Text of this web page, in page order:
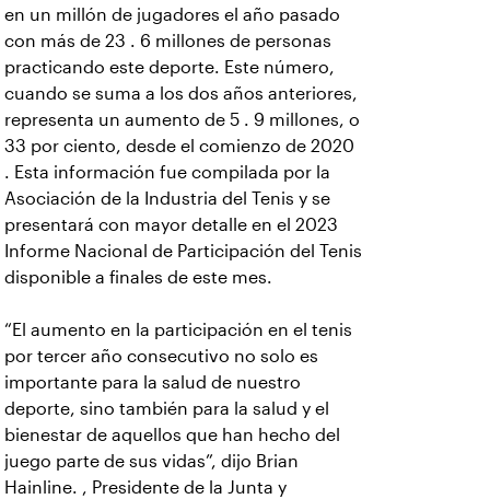
en un millón de jugadores el año pasado
con más de 23 . 6 millones de personas
practicando este deporte. Este número,
cuando se suma a los dos años anteriores,
representa un aumento de 5 . 9 millones, o
33 por ciento, desde el comienzo de 2020
. Esta información fue compilada por la
Asociación de la Industria del Tenis y se
presentará con mayor detalle en el 2023
Informe Nacional de Participación del Tenis
disponible a finales de este mes.
“El aumento en la participación en el tenis
por tercer año consecutivo no solo es
importante para la salud de nuestro
deporte, sino también para la salud y el
bienestar de aquellos que han hecho del
juego parte de sus vidas”, dijo Brian
Hainline. , Presidente de la Junta y